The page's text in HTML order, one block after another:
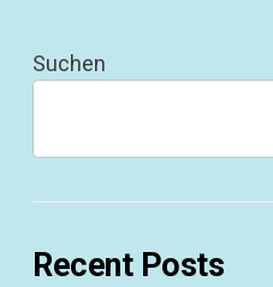
Suchen
Recent Posts